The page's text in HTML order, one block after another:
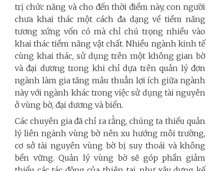
trị chức năng và cho đến thời điểm này, con người
chưa khai thác một cách đa dạng về tiềm năng
tương xứng vốn có mà chỉ chú trọng nhiều vào
khai thác tiềm năng vật chất. Nhiều ngành kinh tế
cùng khai thác, sử dụng trên một không gian bờ
và đại dương trong khi chỉ dựa trên quản lý đơn
ngành làm gia tăng mâu thuẫn lợi ích giữa ngành
này với ngành khác trong việc sử dụng tài nguyên
ở vùng bờ, đại dương và biển.
Các chuyên gia đã chỉ ra rằng, chúng ta thiếu quản
lý liên ngành vùng bờ nên xu hướng môi trường,
cơ sở tài nguyên vùng bờ bị suy thoái và không
bền vững. Quản lý vùng bờ sẽ góp phần giảm